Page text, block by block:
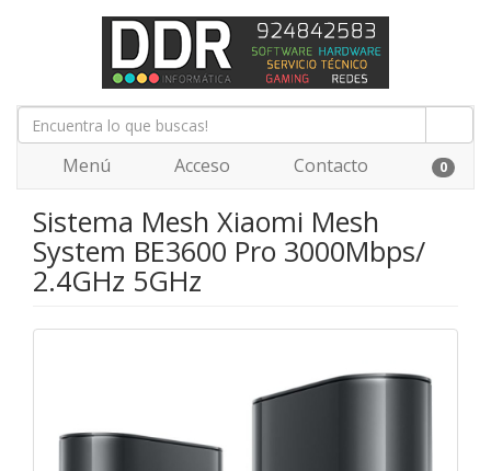
Menú Acceso Contacto 0
Sistema Mesh Xiaomi Mesh
System BE3600 Pro 3000Mbps/
2.4GHz 5GHz